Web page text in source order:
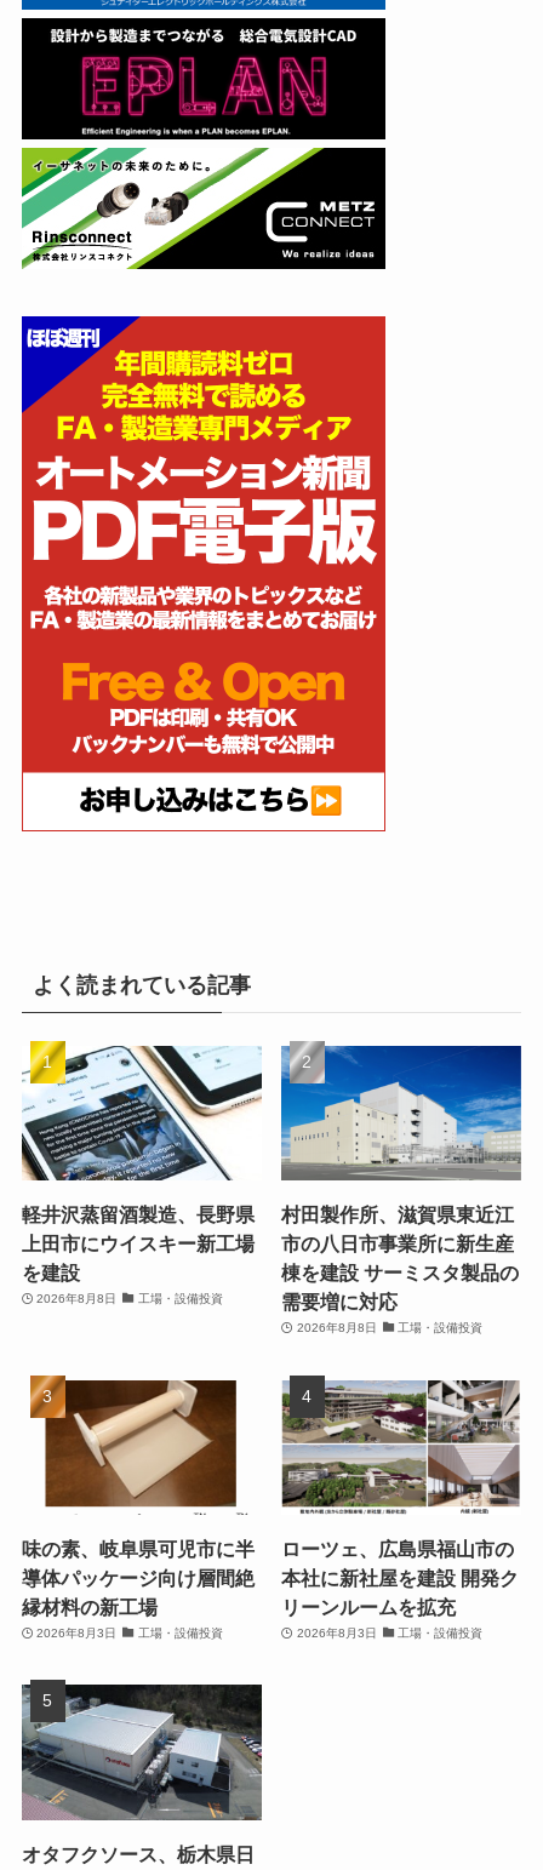
よく読まれている記事
軽井沢蒸留酒製造、長野県
上田市にウイスキー新工場
を建設
2026年8月8日 工場・設備投資
村田製作所、滋賀県東近江
市の八日市事業所に新生産
棟を建設 サーミスタ製品の
需要増に対応
2026年8月8日 工場・設備投資
味の素、岐阜県可児市に半
導体パッケージ向け層間絶
縁材料の新工場
2026年8月3日 工場・設備投資
ローツェ、広島県福山市の
本社に新社屋を建設 開発ク
リーンルームを拡充
2026年8月3日 工場・設備投資
オタフクソース、栃木県日